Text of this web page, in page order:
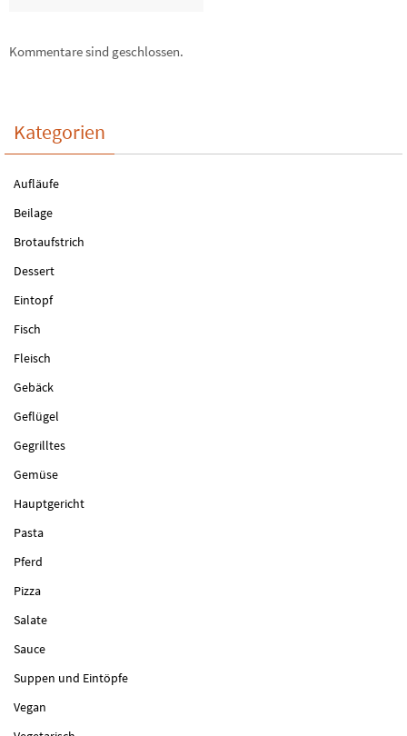
Kommentare sind geschlossen.
Kategorien
Aufläufe
Beilage
Brotaufstrich
Dessert
Eintopf
Fisch
Fleisch
Gebäck
Geflügel
Gegrilltes
Gemüse
Hauptgericht
Pasta
Pferd
Pizza
Salate
Sauce
Suppen und Eintöpfe
Vegan